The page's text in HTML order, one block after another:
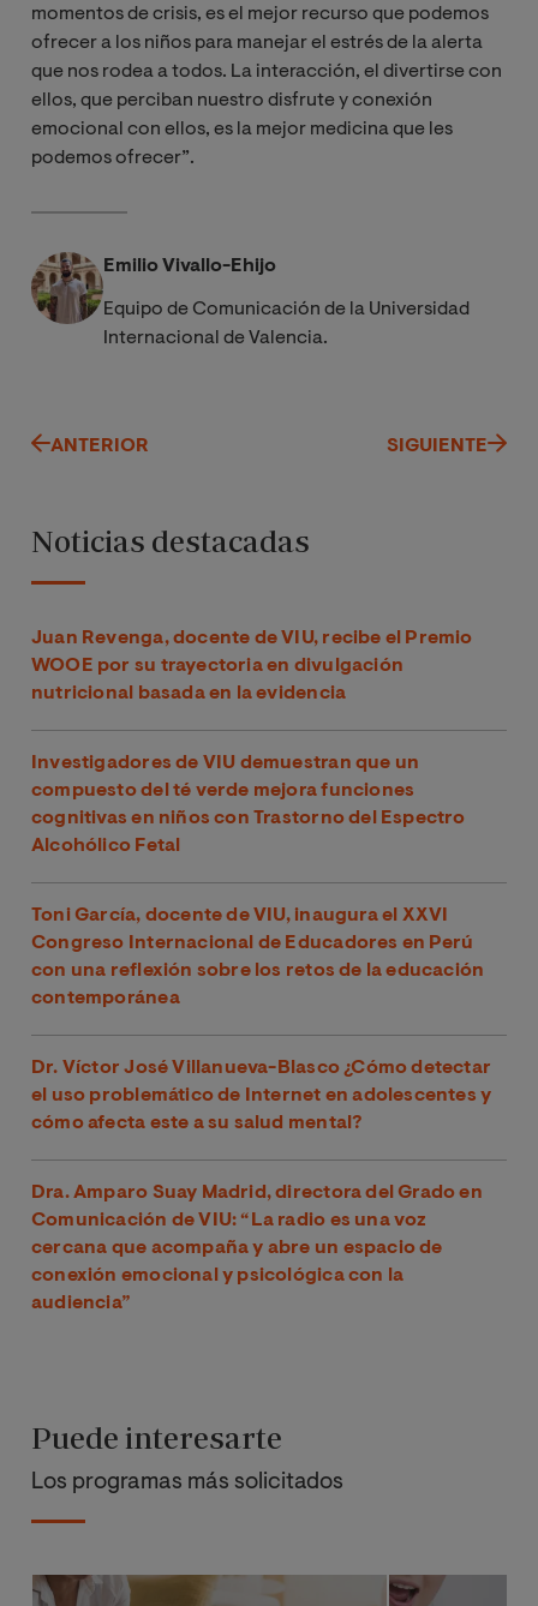
momentos de crisis, es el mejor recurso que podemos
ofrecer a los niños para manejar el estrés de la alerta
que nos rodea a todos. La interacción, el divertirse con
ellos, que perciban nuestro disfrute y conexión
emocional con ellos, es la mejor medicina que les
podemos ofrecer”.
Emilio Vivallo-Ehijo
Equipo de Comunicación de la Universidad
Internacional de Valencia.
ANTERIOR SIGUIENTE
Noticias destacadas
Juan Revenga, docente de VIU, recibe el Premio
WOOE por su trayectoria en divulgación
nutricional basada en la evidencia
Investigadores de VIU demuestran que un
compuesto del té verde mejora funciones
cognitivas en niños con Trastorno del Espectro
Alcohólico Fetal
Toni García, docente de VIU, inaugura el XXVI
Congreso Internacional de Educadores en Perú
con una reflexión sobre los retos de la educación
contemporánea
Dr. Víctor José Villanueva-Blasco ¿Cómo detectar
el uso problemático de Internet en adolescentes y
cómo afecta este a su salud mental?
Dra. Amparo Suay Madrid, directora del Grado en
Comunicación de VIU: “La radio es una voz
cercana que acompaña y abre un espacio de
conexión emocional y psicológica con la
audiencia”
Puede interesarte
Los programas más solicitados